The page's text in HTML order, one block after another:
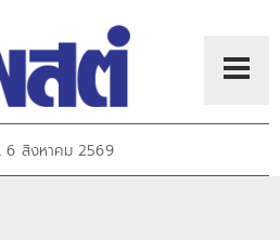
6 สิงหาคม 2569